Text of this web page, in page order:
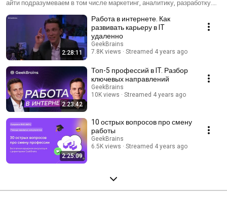
удаленно. Выбираем необходимые навыки для
старта.
айти подразумеваем в том числе маркетинг, аналитику, разработку.
этот плейлист для вас.
2:28:11
Работа в интернете. Как
развивать карьеру в IT
удаленно
GeekBrains
7.8K views
Streamed 4 years ago
2:23:42
Топ-5 профессий в IT. Разбор
ключевых направлений
GeekBrains
10K views
Streamed 4 years ago
2:25:09
10 острых вопросов про смену
работы
GeekBrains
6.5K views
Streamed 4 years ago